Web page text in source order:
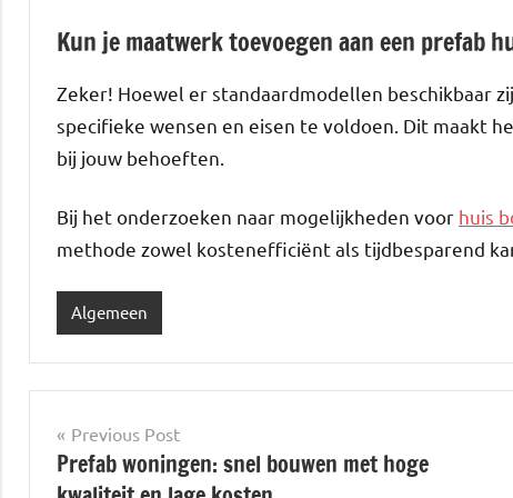
Kun je maatwerk toevoegen aan een prefab
Zeker! Hoewel er standaardmodellen beschikbaar
specifieke wensen en eisen te voldoen. Dit maakt
bij jouw behoeften.
Bij het onderzoeken naar mogelijkheden voor huis
methode zowel kostenefficiënt als tijdbesparend
Algemeen
Post
navigation
Previous Post
Prefab woningen: snel bouwen met hoge